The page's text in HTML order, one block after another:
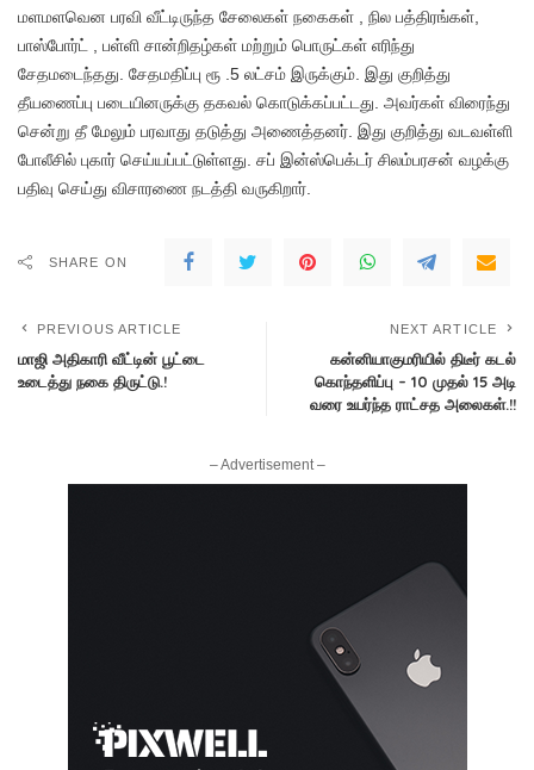
மளமளவென பரவி வீட்டிருந்த சேலைகள் நகைகள் , நில பத்திரங்கள்,
பாஸ்போர்ட் , பள்ளி சான்றிதழ்கள் மற்றும் பொருட்கள் எரிந்து
சேதமடைந்தது. சேதமதிப்பு ரூ .5 லட்சம் இருக்கும். இது குறித்து
தீயணைப்பு படையினருக்கு தகவல் கொடுக்கப்பட்டது. அவர்கள் விரைந்து
சென்று தீ மேலும் பரவாது தடுத்து அணைத்தனர். இது குறித்து வடவள்ளி
போலீசில் புகார் செய்யப்பட்டுள்ளது. சப் இன்ஸ்பெக்டர் சிலம்பரசன் வழக்கு
பதிவு செய்து விசாரணை நடத்தி வருகிறார்.
SHARE ON
PREVIOUS ARTICLE
மாஜி அதிகாரி வீட்டின் பூட்டை
உடைத்து நகை திருட்டு.!
NEXT ARTICLE
கன்னியாகுமரியில் திடீர் கடல்
கொந்தளிப்பு – 10 முதல் 15 அடி
வரை உயர்ந்த ராட்சத அலைகள்.!!
– Advertisement –